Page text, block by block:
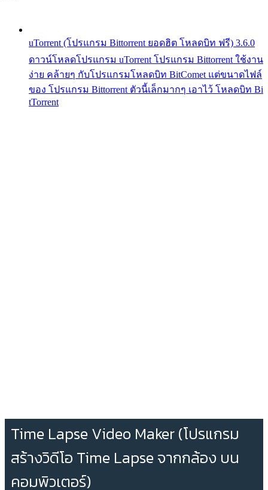
uTorrent (โปรแกรม Bittorrent ยอดฮิต โหลดบิท ฟรี) 3.6.0
ดาวน์โหลดโปรแกรม uTorrent โปรแกรม Bittorrent ใช้งาน
ง่าย คล้ายๆ กับโปรแกรมโหลดบิท BitComet แต่ขนาดไฟล์
ของ โปรแกรม Bittorrent ตัวนี้เล็กมากๆ เอาไว้ โหลดบิท Bi
tTorrent
Time Lapse Video Maker (โปรแกรม
สร้างวิดีโอ Time Lapse จากกล้อง บน
คอมพิวเตอร์)